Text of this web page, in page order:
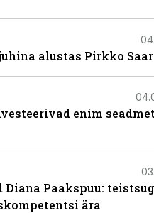
alustas Pirkko Saar
enim
Paakspuu:
ära